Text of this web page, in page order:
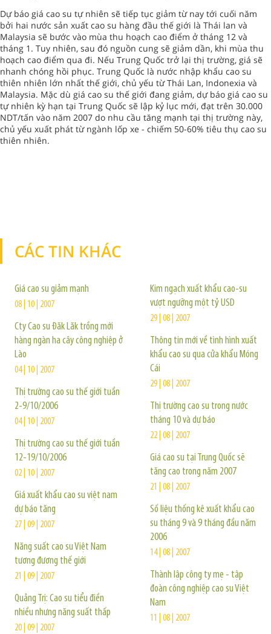
Dự báo giá cao su tự nhiên sẽ tiếp tục giảm từ nay tới cuối năm
bởi hai nước sản xuất cao su hàng đầu thế giới là Thái lan và
Malaysia sẽ bước vào mùa thu hoạch cao điểm ở tháng 12 và
tháng 1. Tuy nhiên, sau đó nguồn cung sẽ giảm dần, khi mùa thu
hoạch cao điểm qua đi. Nếu Trung Quốc trở lại thị trường, giá sẽ
nhanh chóng hồi phục. Trung Quốc là nước nhập khẩu cao su
thiên nhiên lớn nhất thế giới, chủ yếu từ Thái Lan, Indonexia và
Malaysia. Mặc dù giá cao su thế giới đang giảm, dự báo giá cao su
tự nhiên kỳ hạn tại Trung Quốc sẽ lập kỷ lục mới, đạt trên 30.000
NDT/tấn vào năm 2007 do nhu cầu tăng mạnh tại thị trường này,
chủ yếu xuất phát từ ngành lốp xe - chiếm 50-60% tiêu thụ cao su
thiên nhiên.
CÁC TIN KHÁC
Giá cao su giảm mạnh
08 | 10 | 2007
Cty Cao su Đăk Lăk trồng mới
hàng ngàn ha cây công nghiệp ở
Lào
04 | 10 | 2007
Thị trường cao su thế giới tuần
2-9/10/2006
04 | 10 | 2007
Thị trường cao su thế giới tuần
12-19/10/2006
02 | 10 | 2007
Giá xuất khẩu cao su việt nam
dự báo tăng
27 | 09 | 2007
Năng suất cao su Việt Nam
tương đương thế giới
21 | 09 | 2007
Quảng Trị: Cao su tiểu điền
nhiều nhưng năng suất thấp
20 | 09 | 2007
Kim ngạch xuất khẩu cao-su
vượt ngưỡng một tỷ USD
29 | 08 | 2007
Thông tin mới về tình hình xuất
khẩu cao su qua cửa khẩu Móng
Cái
29 | 08 | 2007
Thị trường cao su trong nước
tháng 10 và dự báo
22 | 08 | 2007
Giá cao su tại Trung Quốc sẽ
tăng cao trong năm 2007
21 | 08 | 2007
Số liệu thống kê xuất khẩu cao
su tháng 9 và 9 tháng đầu năm
2006
14 | 08 | 2007
Thành lập công ty mẹ - tập
đoàn công nghiệp cao su Việt
Nam
11 | 08 | 2007